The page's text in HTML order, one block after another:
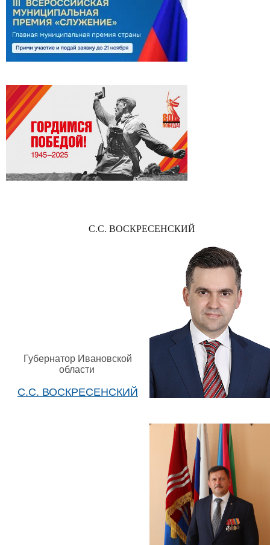
С.С. ВОСКРЕСЕНСКИЙ
Губернатор Ивановской
области
С.С. ВОСКРЕСЕНСКИЙ